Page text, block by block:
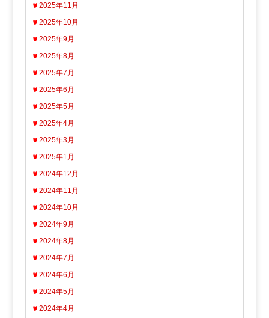
2025年11月
2025年10月
2025年9月
2025年8月
2025年7月
2025年6月
2025年5月
2025年4月
2025年3月
2025年1月
2024年12月
2024年11月
2024年10月
2024年9月
2024年8月
2024年7月
2024年6月
2024年5月
2024年4月